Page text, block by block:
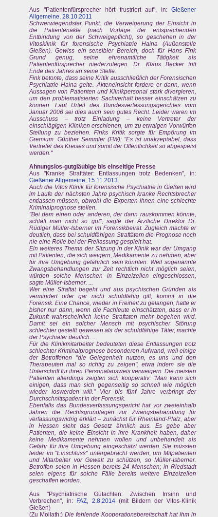
Aus "Patientenfürsprecher hört frustriert auf", in:Gießener
Allgemeine, 28.10.2011
Schwerwiegendster Punkt: die Verweigerung der Einsicht in
die Patientenakte (nach Vorlage der entsprechenden
Entbindung von der Schweigepflicht), so geschehen in der
Vitosklinik für forensische Psychiatrie Haina (Außenstelle
Gießen). Gewiss ein sensibler Bereich, doch für Hans Fink
Grund genug, seine ehrenamtliche Tätigkeit als
Patientenfürsprecher niederzulegen. Dr. Klaus Becker tritt
Ende des Jahres an seine Stelle.
Fink betonte, dass seine Kritik ausschließlich der Forensischen
Psychiatrie Haina gelte. Akteneinsicht fordere er dann, wenn
Aussagen von Patienten und Klinikpersonal stark divergieren,
um den problematisierten Sachverhalt besser einschätzen zu
können. Laut Urteil des Bundesverfassungsgerichtes vom
Januar 2006 sei dies auch sein gutes Recht. Leider waren im
Ausschuss – trotz Einladung – keine Vertreter der
einschlägigen Kliniken erschienen, um zu etwaigen Vorwürfen
Stellung zu beziehen. Finks Kritik sorgte für Empörung im
Gremium. Günther Semmler (FW): "Es ist unakzeptabel, dass
Vertreter des Kreises und somit der Öffentlichkeit so abgespeist
werden."
Ahnungslos-gutgläubige bis einseitige Presse
Aus "Kranke Straftäter: Entlassungen trotz Bedenken", in:
Gießener Allgemeine, 15.11.2013
Auch die Vitos Klinik für forensische Psychiatrie in Gießen wird
im Laufe der nächsten Jahre psychisch kranke Rechtsbrecher
entlassen müssen, obwohl die Experten ihnen eine schlechte
Kriminalprognose stellen.
"Bei dem einen oder anderen, der dann rauskommen könnte,
schläft man nicht so gut", sagte der Ärztliche Direktor Dr.
Rüdiger Müller-Isberner im Forensikbeirat. Zugleich machte er
deutlich, dass bei schuldfähigen Straftätern die Prognose noch
nie eine Rolle bei der Freilassung gespielt hat.
Ein weiteres Thema der Sitzung in der Klinik war der Umgang
mit Patienten, die sich weigern, Medikamente zu nehmen, aber
für ihre Umgebung gefährlich sein könnten. Weil sogenannte
Zwangsbehandlungen zur Zeit rechtlich nicht möglich seien,
würden solche Menschen in Einzelzellen eingeschlossen,
sagte Müller-Isberner. ...
Wer eine Straftat begeht und aus psychischen Gründen als
vermindert oder gar nicht schuldfähig gilt, kommt in die
Forensik. Eine Chance, wieder in Freiheit zu gelangen, hatte er
bisher nur dann, wenn die Fachleute einschätzten, dass er in
Zukunft wahrscheinlich keine Straftaten mehr begehen wird.
Damit sei ein solcher Mensch mit psychischer Störung
schlechter gestellt gewesen als der schuldfähige Täter, machte
der Psychiater deutlich. ...
Für die Klinikmitarbeiter bedeuteten diese Entlassungen trotz
schlechter Kriminalprognose besonderen Aufwand, weil einige
der Betroffenen "die Gelegenheit nutzen, es uns und den
Therapeuten mal so richtig zu zeigen", etwa indem sie die
Unterschrift für ihren Personalausweis verweigern. Die meisten
Patienten allerdings zeigten sich kooperativ: "Man kann sich
einigen, dass man sich gegenseitig so schnell wie möglich
wieder loswerden will." Vier bis fünf Jahre verbringt der
Durchschnittspatient in der Forensik.
Ebenfalls das Bundesverfassungsgericht hat vor zweieinhalb
Jahren die Rechtsgrundlagen zur Zwangsbehandlung für
verfassungswidrig erklärt – zunächst für Rheinland-Pfalz, aber
in Hessen sieht das Gesetz ähnlich aus. Es gebe aber
Patienten, die keine Einsicht in ihre Krankheit haben, daher
keine Medikamente nehmen wollen und unbehandelt als
Gefahr für ihre Umgebung eingeschätzt werden. Sie müssten
leider im "Einschluss" untergebracht werden, um Mitpatienten
und Mitarbeiter vor Gewalt zu schützen, so Müller-Isberner.
Betroffen seien in Hessen bereits 24 Menschen; in Riedstadt
seien eigens für solche Fälle bereits weitere Einzelzellen
geschaffen worden.
Aus "Psychiatrische Gutachten: Zwischen Irrsinn und
Verbrechen", in: FAZ, 2.8.2014(mit Bildern der Vitos-Klinik
Gießen)
(Zu Mollath:)Die fehlende Kooperationsbereitschaft hat ihm in